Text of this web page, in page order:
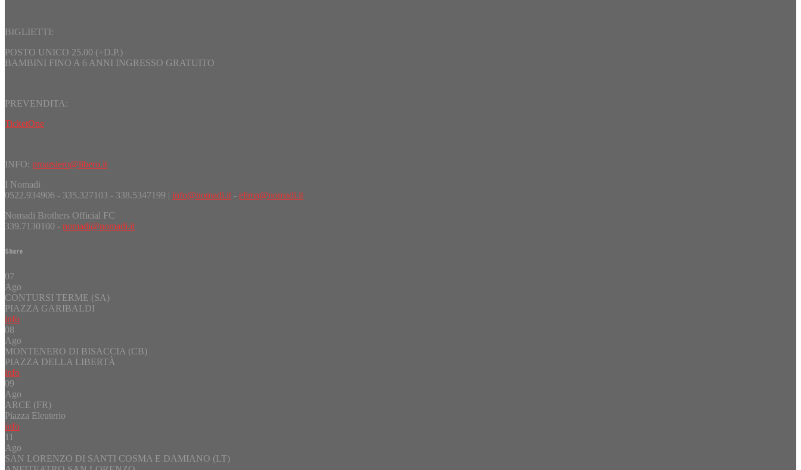
BIGLIETTI:
POSTO UNICO 25.00 (+D.P.)
BAMBINI FINO A 6 ANNI INGRESSO GRATUITO
PREVENDITA:
TicketOne
INFO: proarsiero@libero.it
I Nomadi
0522.934906 - 335.327103 - 338.5347199 | info@nomadi.it- elima@nomadi.it
Nomadi Brothers Official FC
339.7130100 - nomadi@nomadi.it
Share
07
Ago
CONTURSI TERME (SA)
PIAZZA GARIBALDI
info
08
Ago
MONTENERO DI BISACCIA (CB)
PIAZZA DELLA LIBERTÀ
info
09
Ago
ARCE (FR)
Piazza Eleuterio
info
11
Ago
SAN LORENZO DI SANTI COSMA E DAMIANO (LT)